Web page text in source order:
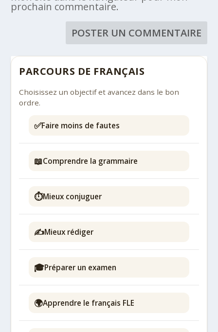
prochain commentaire.
PARCOURS DE FRANÇAIS
Choisissez un objectif et avancez dans le bon
ordre.
✅Faire moins de fautes
📖Comprendre la grammaire
⏱️Mieux conjuguer
✍️Mieux rédiger
🎓Préparer un examen
🌍Apprendre le français FLE